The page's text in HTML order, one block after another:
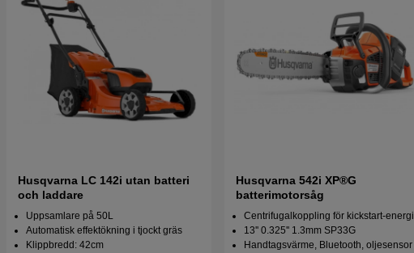
Husqvarna LC 142i utan batteri
och laddare
Uppsamlare på 50L
Automatisk effektökning i tjockt gräs
Klippbredd: 42cm
Husqvarna 542i XP®G
batterimotorsåg
Centrifugalkoppling för kickstart-energi
13'' 0.325'' 1.3mm SP33G
Handtagsvärme, Bluetooth, oljesensor